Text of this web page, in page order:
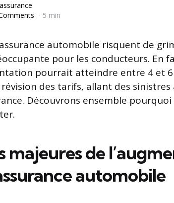
5 min
automobile risquent de
pour les conducteurs. En
pourrait atteindre entre 4 et 6
des tarifs, allant des
Découvrons ensemble
majeures de
automobile